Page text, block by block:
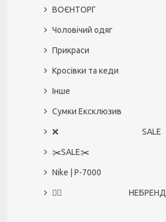
ВОЄНТОРГ
Чоловічий одяг
Прикраси
Кросівки та кеди
Інше
Сумки Ексклюзив
❌ SALE
✂️SALE✂️
Nike | P-7000
🙅‍♀️ НЕБРЕНД